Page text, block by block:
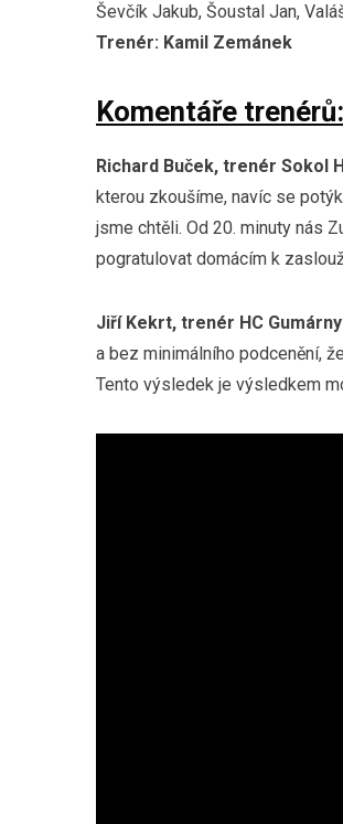
Ševčík Jakub, Šoustal Jan,
Trenér: Kamil Zemánek
Komentáře trenérů:
Richard Buček, trenér Sokol
kterou zkoušíme, navíc se
jsme chtěli. Od 20. minuty nás
pogratulovat domácím k
Jiří Kekrt, trenér HC
a bez minimálního podcenění,
Tento výsledek je výsledkem